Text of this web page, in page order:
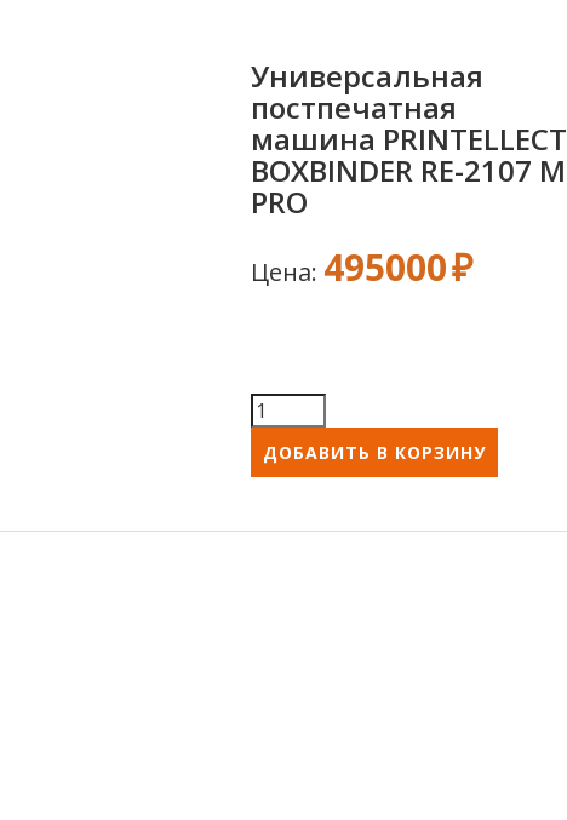
Универсальная
постпечатная
машина PRINTELLECT
BOXBINDER RE-2107 М
PRO
Цена: 495000